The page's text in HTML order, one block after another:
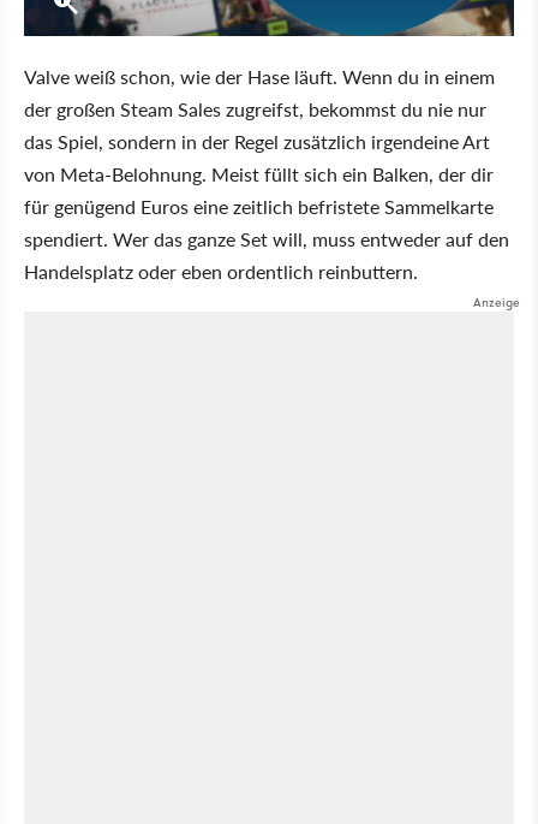
Valve weiß schon, wie der Hase läuft. Wenn du in einem
der großen Steam Sales zugreifst, bekommst du nie nur
das Spiel, sondern in der Regel zusätzlich irgendeine Art
von Meta-Belohnung. Meist füllt sich ein Balken, der dir
für genügend Euros eine zeitlich befristete Sammelkarte
spendiert. Wer das ganze Set will, muss entweder auf den
Handelsplatz oder eben ordentlich reinbuttern.